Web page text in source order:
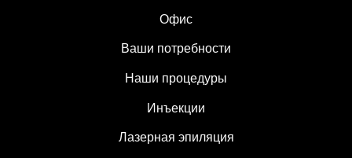
Офис
Ваши потребности
Наши процедуры
Инъекции
Лазерная эпиляция